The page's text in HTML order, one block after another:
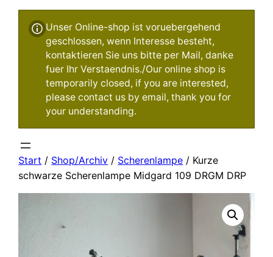
Unser Online-shop ist voruebergehend
geschlossen, wenn Interesse besteht,
kontaktieren Sie uns bitte per Mail, danke
fuer Ihr Verstaendnis./Our online shop is
temporarily closed, if you are interested,
please contact us by email, thank you for
your understanding.
Start / Shop/Archiv / Scherenlampe / Kurze
schwarze Scherenlampe Midgard 109 DRGM DRP